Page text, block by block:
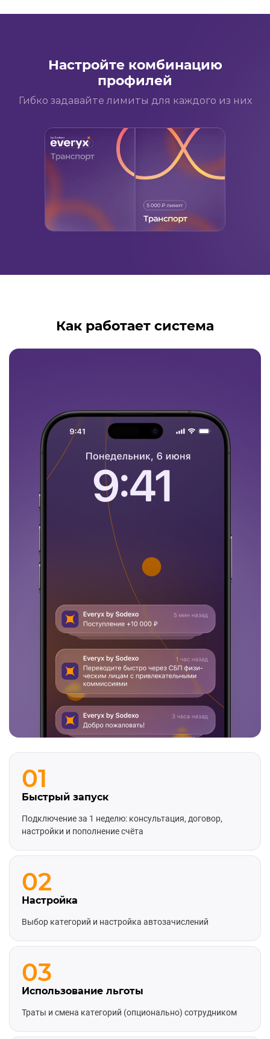
Настройте комбинацию
профилей
Гибко задавайте лимиты для каждого из них
Как работает система
01
Быстрый запуск
Подключение за 1 неделю: консультация, договор,
настройки и пополнение счёта
02
Настройка
Выбор категорий и настройка автозачислений
03
Использование льготы
Траты и смена категорий (опционально) сотрудником